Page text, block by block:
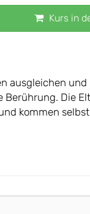
Kurs in
ausgleichen
Die
kommen